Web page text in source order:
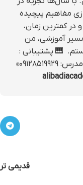
مفاهیم پیچیده
در کمترین زمان،
مسیر آموزشی، من
🎹 پشتیبانی :
قدیمی تر